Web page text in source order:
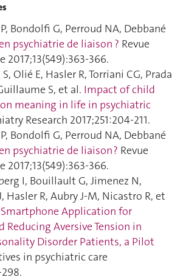
Bondolfi G, Perroud NA, Debbané
psychiatrie de liaison ? Revue
2017;13(549):363‑366.
Olié E, Hasler R, Torriani CG, Prada
S, et al. Impact of child
meaning in life in psychiatric
Research 2017;251:204‑211.
Bondolfi G, Perroud NA, Debbané
psychiatrie de liaison ? Revue
2017;13(549):363‑366.
I, Bouillault G, Jimenez N,
Hasler R, Aubry J-M, Nicastro R, et
Smartphone Application for
Aversive Tension in
Disorder Patients, a Pilot
in psychiatric care